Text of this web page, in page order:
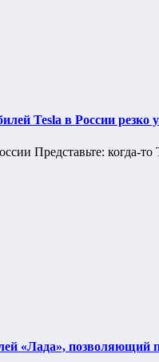
Tesla в России резко
Представьте: когда-
«Лада», позволяющий